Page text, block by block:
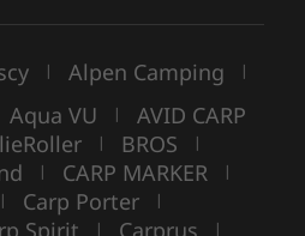
| Alpen Camping |
Aqua VU | AVID CARP
| BROS |
| CARP MARKER |
| Carp Porter |
Spirit | Carprus |